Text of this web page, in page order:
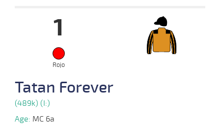
1
Rojo
Tatan Forever
(489k) (I:)
Age: MC 6a